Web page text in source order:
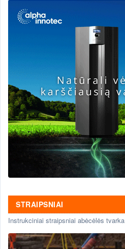
STRAIPSNIAI
Instrukciniai straipsniai abėcėlės tvarka